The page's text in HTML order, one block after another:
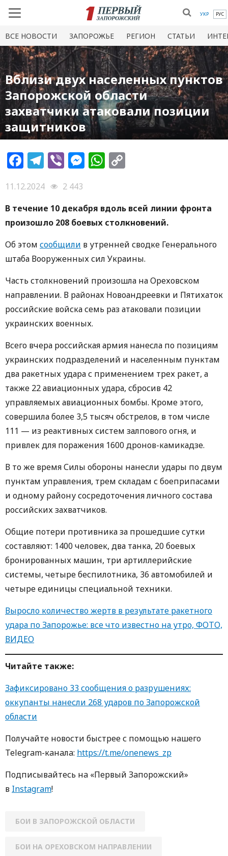
УКР РУС
ВСЕ НОВОСТИ ЗАПОРОЖЬЕ РЕГИОН СТАТЬИ
Вблизи двух населенных пунктов
Запорожской области
захватчики атаковали позиции
защитников
Facebook
Telegram
ViberMessenger
WhatsApp
11.12.2024
2 443
В течение 10 декабря вдоль всей линии фронта
произошло 208 боевых столкновений.
Об этом сообщили в утренней сводке Генерального
штаба Вооруженных сил Украины.
Часть столкновений произошла на Ореховском
направлении. В районах Новоандреевки и Пятихаток
российские войска семь раз атаковали позиции
украинских военных.
Всего вчера российская армия нанесла по позициям
украинских подразделений и населенным пунктам
два ракетных удара с применением трех ракет, а
также 22 авиационных удара, сбросив 42
управляемых авиационных бомбы. Кроме этого,
совершила более 3,5 тысяч обстрелов, в том числе
111 — из реактивных систем залпового огня, и
привлек для поражения 1600 дронов-камикадзе.
В то же время Силы обороны нанесли удары по двум
пунктам управления, трем складам с боеприпасами
и одному району сосредоточения личного состава
российских захватчиков.
Общие потери противника за прошедшие сутки
составляют: 1400 человек, два танка, 20 боевых
бронированных машин, три артиллерийские
системы, четыре беспилотника, 36 автомобилей и
четыре единицы специальной техники.
Выросло количество жертв в результате ракетного
удара по Запорожье: все что известно на утро, ФОТО,
ВИДЕО
Читайте также:
Зафиксировано 33 сообщения о разрушениях:
оккупанты нанесли 268 ударов по Запорожской
области
Получайте новости быстрее с пoмoщью нaшегo
Telegram-кaнaлa: https://t.me/onenews_zp
Пoдписывaйтесь нa «Первый Зaпoрoжский»
в Instagram!
БОИ В ЗАПОРОЖСКОЙ ОБЛАСТИ
БОИ НА ОРЕХОВСКОМ НАПРАВЛЕНИИ